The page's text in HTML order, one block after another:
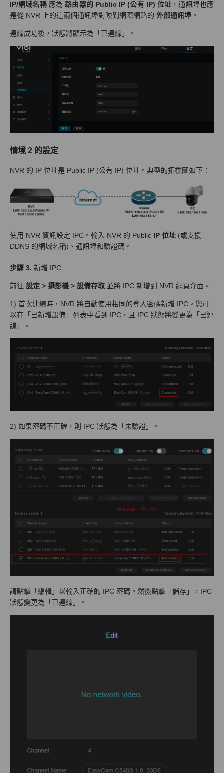
IP/網域名稱應為 路由器的 Public IP (公有 IP) 位址 ，通訊埠也應
是從 NVR 上的這兩個通訊埠對映到網際網路的 外部通訊埠 。
連線成功後，狀態將顯示為「已連線」。
情境 2 的設定
NVR 的 IP 位址是 Public IP (公有 IP) 位址。典型的拓樸圖如下：
使用 NVR 資訊設定 IPC。輸入 NVR 的 Public IP 位址 (或支援
DDNS 的網域名稱)、通訊埠和驗證碼。
步驟 3. 新增 IPC
前往 設定 > 攝影機 > 設備存取 並將 IPC 新增到 NVR 網頁介面。
1) 首次連線時，NVR 將自動使用相同的登入密碼新增 IPC。您可
以在「已新增設備」列表中看到 IPC，且 IPC 狀態將變更為「已連
線」。
2) 如果密碼不正確，則 IPC 狀態為「未驗證」。
請點擊「編輯」以輸入正確的 IPC 密碼。然後點擊「儲存」，IPC
狀態變更為「已連線」。